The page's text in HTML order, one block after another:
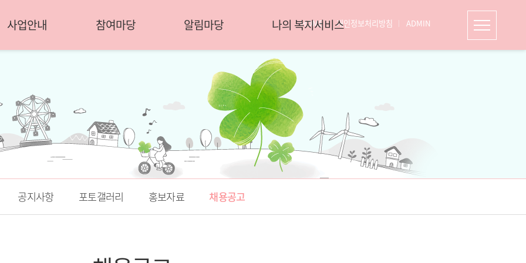
HOME 개인정보처리방침 ADMIN
사업안내 참여마당 알림마당 나의 복지서비스
공지사항 포토갤러리 홍보자료 채용공고